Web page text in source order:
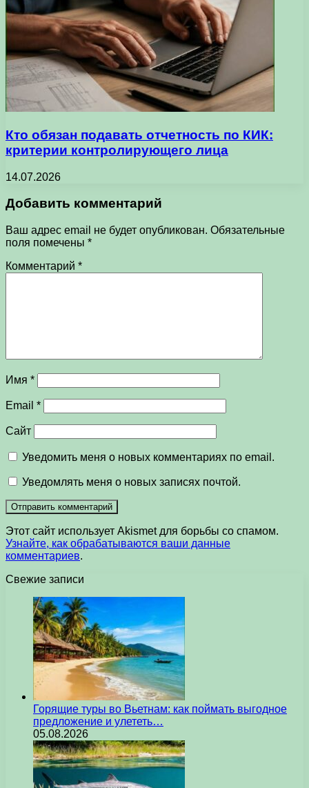
Кто обязан подавать отчетность по КИК:
критерии контролирующего лица
14.07.2026
Добавить комментарий
Ваш адрес email не будет опубликован. Обязательные
поля помечены *
Комментарий *
Имя *
Email *
Сайт
Уведомить меня о новых комментариях по email.
Уведомлять меня о новых записях почтой.
Этот сайт использует Akismet для борьбы со спамом.
Узнайте, как обрабатываются ваши данные
комментариев.
Свежие записи
Горящие туры во Вьетнам: как поймать выгодное
предложение и улететь…
05.08.2026